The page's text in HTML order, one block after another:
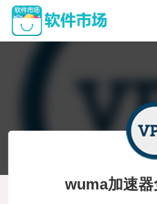
wuma加速